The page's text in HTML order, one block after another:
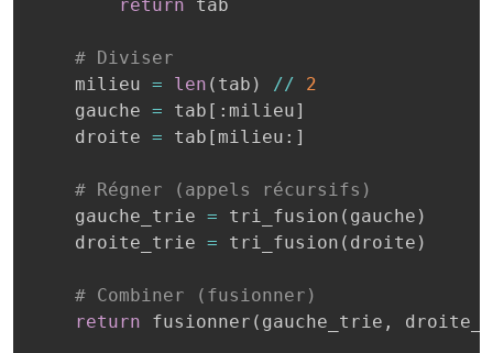
return tab
# Diviser
    milieu
= len ( tab ) //
2
    gauche
= tab [ : milieu]
    droite
= tab [ milieu : ]
# Régner (appels récursifs)
    gauche_trie
= tri_fusion ( gauche )
    droite_trie
= tri_fusion ( droite )
# Combiner (fusionner)
return fusionner ( gauche_trie ,